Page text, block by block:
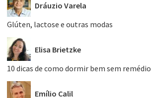
Dráuzio Varela
Glúten, lactose e outras modas
Elisa Brietzke
10 dicas de como dormir bem sem remédio
Emílio Calil